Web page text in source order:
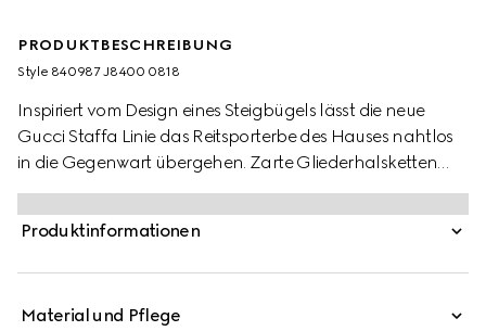
PRODUKTBESCHREIBUNG
Style ‎840987 J8400 0818
Inspiriert vom Design eines Steigbügels lässt die neue
Gucci Staffa Linie das Reitsporterbe des Hauses nahtlos
in die Gegenwart übergehen. Zarte Gliederhalsketten
und Armbänder greifen das Motiv in Form von
Anhängern, Schmuckelementen oder als Teil des
Verschlusses auf. Darüber hinaus verleiht das Detail einer
Produktinformationen
Material und Pflege